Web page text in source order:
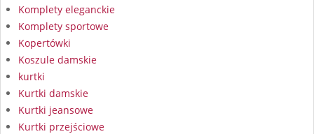
Komplety eleganckie
Komplety sportowe
Kopertówki
Koszule damskie
kurtki
Kurtki damskie
Kurtki jeansowe
Kurtki przejściowe